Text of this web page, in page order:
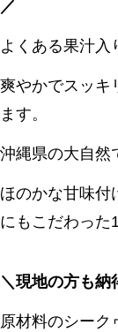
／
よくある果汁入
爽やかでスッキ
ます。
沖縄県の大自然
ほのかな甘味付
にもこだわった
＼現地の方も納
原材料のシーク